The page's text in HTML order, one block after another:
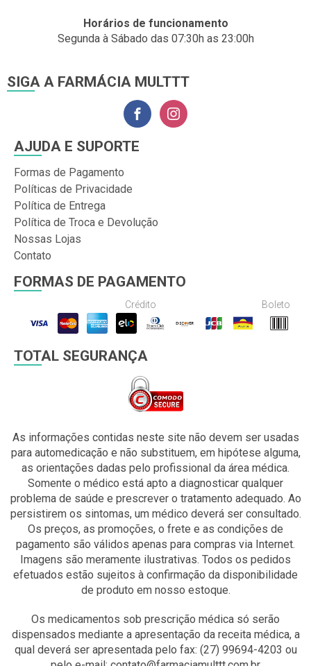
Horários de funcionamento
Segunda à Sábado das 07:30h as 23:00h
SIGA A FARMÁCIA MULTTT
AJUDA E SUPORTE
Formas de Pagamento
Políticas de Privacidade
Política de Entrega
Política de Troca e Devolução
Nossas Lojas
Contato
FORMAS DE PAGAMENTO
Crédito Boleto
TOTAL SEGURANÇA
As informações contidas neste site não devem ser usadas
para automedicação e não substituem, em hipótese alguma,
as orientações dadas pelo profissional da área médica.
Somente o médico está apto a diagnosticar qualquer
problema de saúde e prescrever o tratamento adequado. Ao
persistirem os sintomas, um médico deverá ser consultado.
Os preços, as promoções, o frete e as condições de
pagamento são válidos apenas para compras via Internet.
Imagens são meramente ilustrativas. Todos os pedidos
efetuados estão sujeitos à confirmação da disponibilidade
de produto em nosso estoque.
Os medicamentos sob prescrição médica só serão
dispensados mediante a apresentação da receita médica, a
qual deverá ser apresentada pelo fax: (27) 99694-4203 ou